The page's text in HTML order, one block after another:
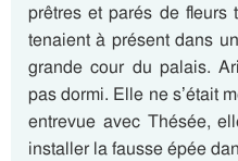
prêtres et parés de fleurs
tenaient à présent dans
grande cour du palais.
pas dormi. Elle ne s’était
entrevue avec Thésée,
installer la fausse épée